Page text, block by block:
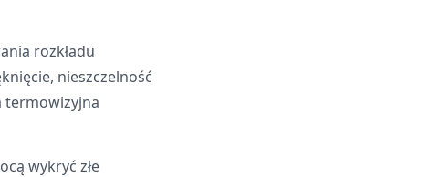
rozkładu
nieszczelność
termowizyjna
wykryć złe